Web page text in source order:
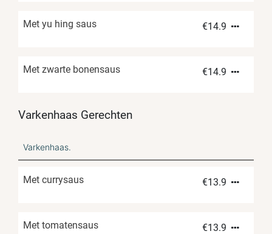
Met yu hing saus €14.9
Met zwarte bonensaus €14.9
Varkenhaas Gerechten
Varkenhaas.
Met currysaus €13.9
Met tomatensaus €13.9